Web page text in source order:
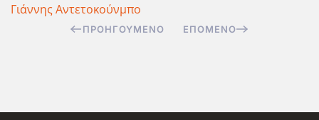
Γιάννης Αντετοκούνμπο
ΠΡΟΗΓΟΎΜΕΝΟ ΕΠΌΜΕΝΟ